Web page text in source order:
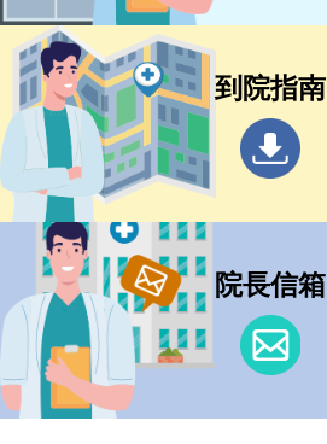
到院指南
院長信箱